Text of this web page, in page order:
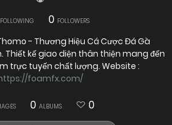
FOLLOWING 0 FOLLOWERS
- Thương Hiệu Cá Cược Đá Gà
Thiết kế giao diện thân thiện mang đến
trực tuyến chất lượng. Website :
foamfx.com/
0 ALBUMS 0